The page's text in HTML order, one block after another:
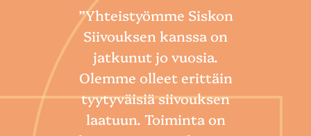
”Yhteistyömme Siskon
Siivouksen kanssa on
jatkunut jo vuosia.
Olemme olleet erittäin
tyytyväisiä siivouksen
laatuun. Toiminta on